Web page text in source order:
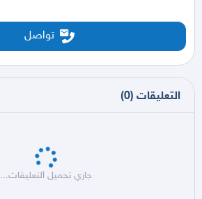
تواصل
التعليقات (
0
)
جاري تحميل التعليقات...